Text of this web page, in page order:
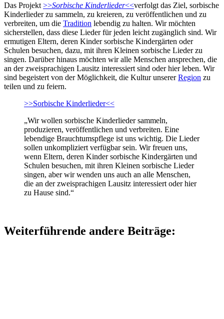
Das Projekt >>Sorbische Kinderlieder<<verfolgt das Ziel, sorbische
Kinderlieder zu sammeln, zu kreieren, zu veröffentlichen und zu
verbreiten, um die Tradition lebendig zu halten. Wir möchten
sicherstellen, dass diese Lieder für jeden leicht zugänglich sind. Wir
ermutigen Eltern, deren Kinder sorbische Kindergärten oder
Schulen besuchen, dazu, mit ihren Kleinen sorbische Lieder zu
singen. Darüber hinaus möchten wir alle Menschen ansprechen, die
an der zweisprachigen Lausitz interessiert sind oder hier leben. Wir
sind begeistert von der Möglichkeit, die Kultur unsererRegion zu
teilen und zu feiern.
>>Sorbische Kinderlieder<<
„Wir wollen sorbische Kinderlieder sammeln,
produzieren, veröffentlichen und verbreiten. Eine
lebendige Brauchtumspflege ist uns wichtig. Die Lieder
sollen unkompliziert verfügbar sein. Wir freuen uns,
wenn Eltern, deren Kinder sorbische Kindergärten und
Schulen besuchen, mit ihren Kleinen sorbische Lieder
singen, aber wir wenden uns auch an alle Menschen,
die an der zweisprachigen Lausitz interessiert oder hier
zu Hause sind.“
Weiterführende andere Beiträge: